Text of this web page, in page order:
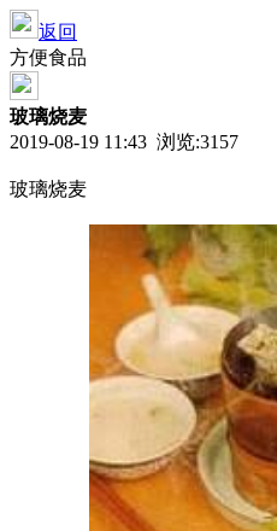
返回
方便食品
玻璃烧麦
2019-08-19 11:43 浏览:3157
玻璃烧麦